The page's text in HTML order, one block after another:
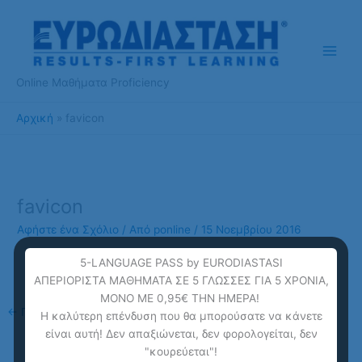
περιεχόμενο
Online Μαθήματα Proficiency
Αρχική favicon
favicon
Αφήστε ένα Σχόλιο / Από ponline / 15 Νοεμβρίου 2016
← Προηγούμενο Πολυμέσα
5-LANGUAGE PASS by EURODIASTASI
ΑΠΕΡΙΟΡΙΣΤΑ ΜΑΘΗΜΑΤΑ ΣΕ 5 ΓΛΩΣΣΕΣ ΓΙΑ 5 ΧΡΟΝΙΑ,
ΜΟΝΟ ΜΕ 0,95€ ΤΗΝ ΗΜΕΡΑ!
Η καλύτερη επένδυση που θα μπορούσατε να κάνετε
είναι αυτή! Δεν απαξιώνεται, δεν φορολογείται, δεν
"κουρεύεται"!